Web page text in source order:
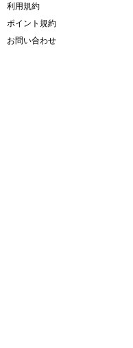
利用規約
ポイント規約
お問い合わせ